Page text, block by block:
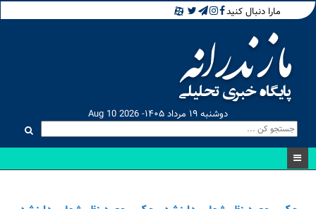
مارا دنبال کنید
دوشنبه ۱۹ مرداد ۱۴۰۵- Aug 10 2026